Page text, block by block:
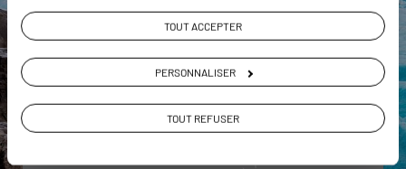
TOUT ACCEPTER
PERSONNALISER
TOUT REFUSER
Vous gardez le même interlocuteur avant,
pendant et après votre voyage.
DEMANDER UN DEVIS